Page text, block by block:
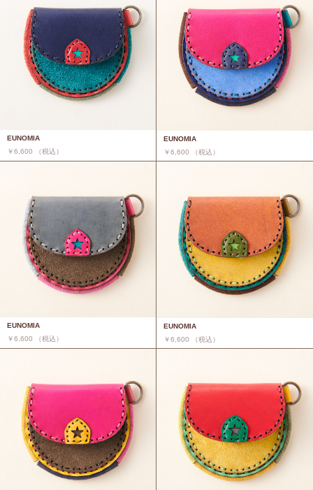
EUNOMIA
￥6,600 （税込）
EUNOMIA
￥6,600 （税込）
EUNOMIA
￥6,600 （税込）
EUNOMIA
￥6,600 （税込）